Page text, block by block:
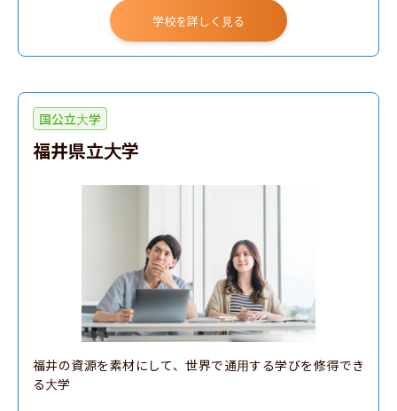
学校を詳しく見る
国公立大学
福井県立大学
福井の資源を素材にして、世界で通用する学びを修得でき
る大学